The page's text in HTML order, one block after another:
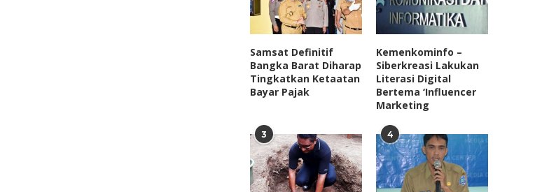
Samsat Definitif
Bangka Barat Diharap
Tingkatkan Ketaatan
Bayar Pajak
Kemenkominfo –
Siberkreasi Lakukan
Literasi Digital
Bertema ‘Influencer
Marketing
3 4